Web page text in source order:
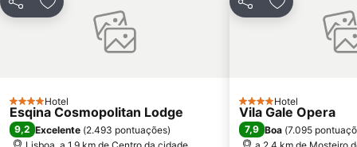
Alvalade
Praça do Rossio
Gare do Oriente
Centro Comercial Vasco da Gama
Lumiar
Coliseu dos Recreios
Praia da Ribeira do Cavalo
Galapinhos Beach
PartilharAdicionar aos favoritos
4 Estrelas
Hotel
Esqina Cosmopolitan Lodge
9,2 Excelente (2.493 pontuações)
PartilharAdicionar
4 Estrelas
Hotel
Vila Gale Opera
7,9 Boa (7.095